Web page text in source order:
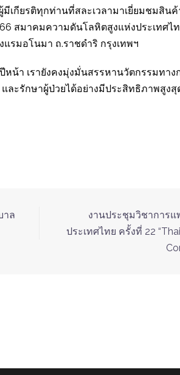
กียรติทุกท่านที่สละเวลามาเยี่ยมชมสินค้
สมาคมความดันโลหิตสูงแห่งประเทศไ
รมอโนมา ถ.ราชดำริ กรุงเทพฯ
หน้า เรายังคงมุ่งมั่นสรรหานวัตกรรมทา
ละรักษาผู้ป่วยได้อย่างมีประสิทธิภาพสูงสุ
าล
งานประชุมวิชาการ
ประเทศไทย ครั้งที่ 22